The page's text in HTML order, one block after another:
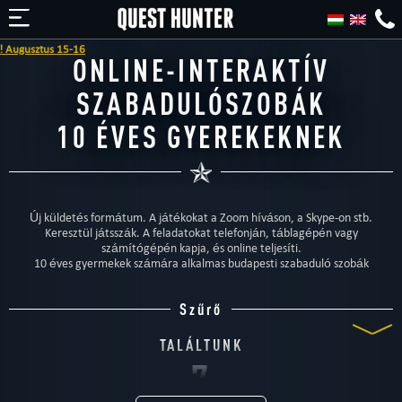
15-16
ONLINE-INTERAKTÍV
SZABADULÓSZOBÁK
10 ÉVES GYEREKEKNEK
Új küldetés formátum. A játékokat a Zoom híváson, a Skype-on stb.
Keresztül játsszák. A feladatokat telefonján, táblagépén vagy
számítógépén kapja, és online teljesíti.
10 éves gyermekek számára alkalmas budapesti szabaduló szobák
Szűrő
TALÁLTUNK
7